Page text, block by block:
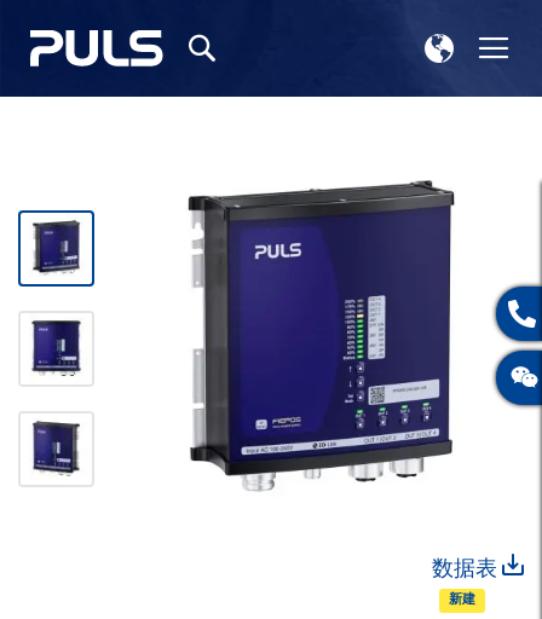
导
选
择
新建
数据表
尾
的
图
片
库